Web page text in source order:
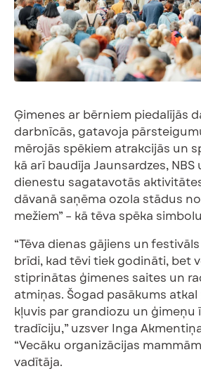
Ģimenes ar bērniem piedalījās
darbnīcās, gatavoja
mērojās spēkiem atrakcijās un
kā arī baudīja Jaunsardzes, NBS
dienestu sagatavotās
dāvanā saņēma ozola stādus
mežiem” – kā tēva spēka
“Tēva dienas gājiens un
brīdi, kad tēvi tiek godināti, bet
stiprinātas ģimenes saites un
atmiņas. Šogad pasākums
kļuvis par grandiozu un ģimeņu
tradīciju,” uzsver Inga
“Vecāku organizācijas
vadītāja.